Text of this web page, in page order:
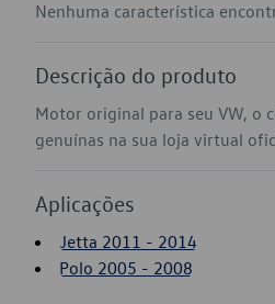
Nenhuma característica
Descrição do produto
Motor original para seu VW, o
genuínas na sua loja virtual
Aplicações
Jetta 2011 - 2014
Polo 2005 - 2008